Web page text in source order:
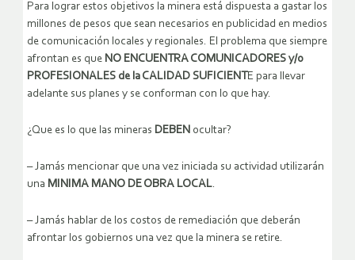
Para lograr estos objetivos la minera está dispuesta a gastar los
millones de pesos que sean necesarios en publicidad en medios
de comunicación locales y regionales. El problema que siempre
afrontan es que NO ENCUENTRA COMUNICADORES y/o
PROFESIONALES de la CALIDAD SUFICIENT E para llevar
adelante sus planes y se conforman con lo que hay.
¿Que es lo que las mineras DEBEN ocultar?
– Jamás mencionar que una vez iniciada su actividad utilizarán
una MINIMA MANO DE OBRA LOCAL.
– Jamás hablar de los costos de remediación que deberán
afrontar los gobiernos una vez que la minera se retire.